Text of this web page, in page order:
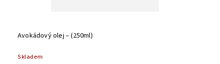
Avokádový olej – (250ml)
Skladem